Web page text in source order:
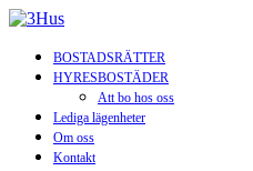
BOSTADSRÄTTER
HYRESBOSTÄDER
Att bo hos oss
Lediga lägenheter
Om oss
Kontakt